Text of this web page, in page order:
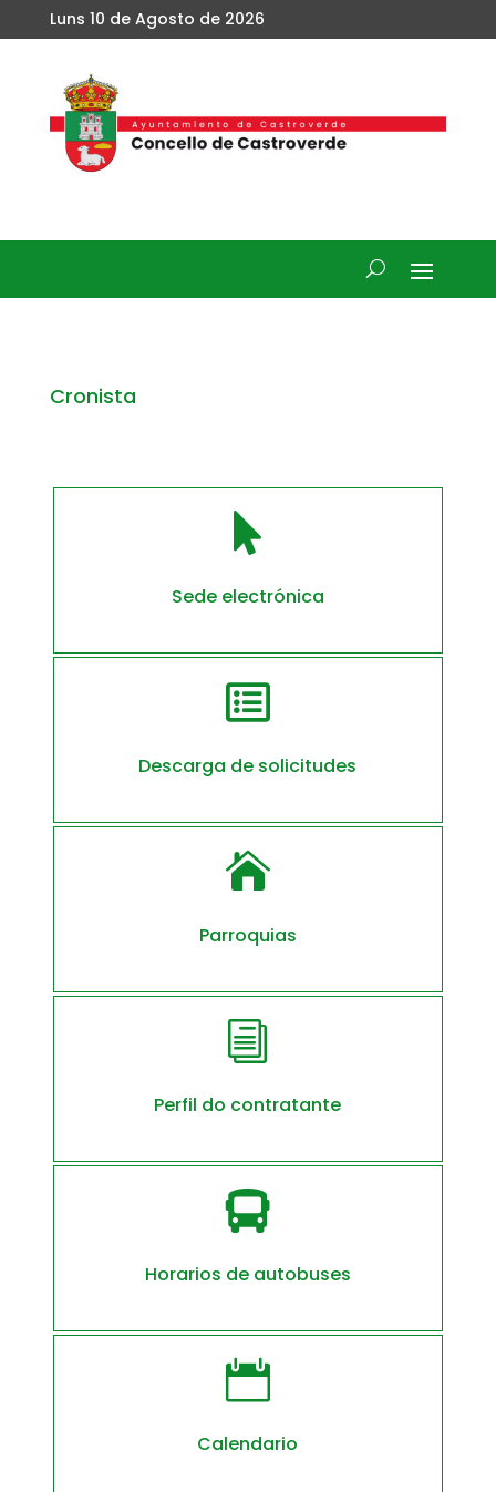
Luns 10 de Agosto de 2026
Cronista

Sede electrónica

Descarga de solicitudes

Parroquias
i
Perfil do contratante

Horarios de autobuses

Calendario